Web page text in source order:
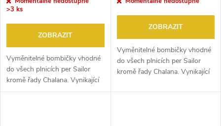
>3 ks
ZOBRAZIT
Vyměnitelné bombičky vhodné
do všech plnicích per Sailor
kromě řady Chalana. Vynikající
pigmentový inkoust černé
ZOBRAZIT
Vyměnitelné bombičky vhodné
do všech plnicích per Sailor
kromě řady Chalana. Vynikající
modročerné barvy, voděodolný,